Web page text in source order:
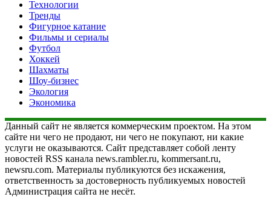
Технологии
Тренды
Фигурное катание
Фильмы и сериалы
Футбол
Хоккей
Шахматы
Шоу-бизнес
Экология
Экономика
Данный сайт не является коммерческим проектом. На этом
сайте ни чего не продают, ни чего не покупают, ни какие
услуги не оказываются. Сайт представляет собой ленту
новостей RSS канала news.rambler.ru, kommersant.ru,
newsru.com. Материалы публикуются без искажения,
ответственность за достоверность публикуемых новостей
Администрация сайта не несёт.